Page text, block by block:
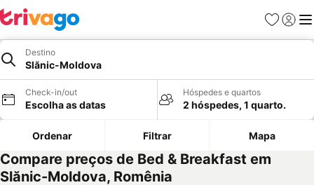
Favoritos
Iniciar
Destino
Slănic-Moldova
Check-in/out
Escolha as datas
Hóspedes e quartos
2 hóspedes, 1 quarto.
Ordenar Filtrar Mapa
Compare preços de Bed & Breakfast em
Slănic-Moldova, Romênia